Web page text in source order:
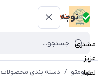
توجه
مشتری
عزیز
لطفا
پتومتو
پتومتو / دسته بندی محصولات